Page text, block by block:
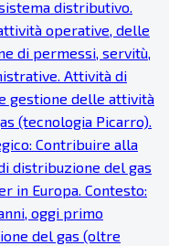
distributivo.
operative, delle
di permessi, servitù,
Attività di
gestione delle attività
(tecnologia Picarro).
Contribuire alla
distribuzione del gas
in Europa. Contesto:
oggi primo
del gas (oltre